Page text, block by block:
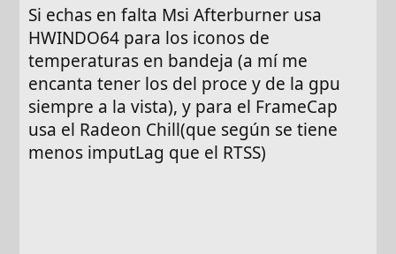
Si echas en falta Msi Afterburner usa
HWINDO64 para los iconos de
temperaturas en bandeja (a mí me
encanta tener los del proce y de la gpu
siempre a la vista), y para el FrameCap
usa el Radeon Chill(que según se tiene
menos imputLag que el RTSS)